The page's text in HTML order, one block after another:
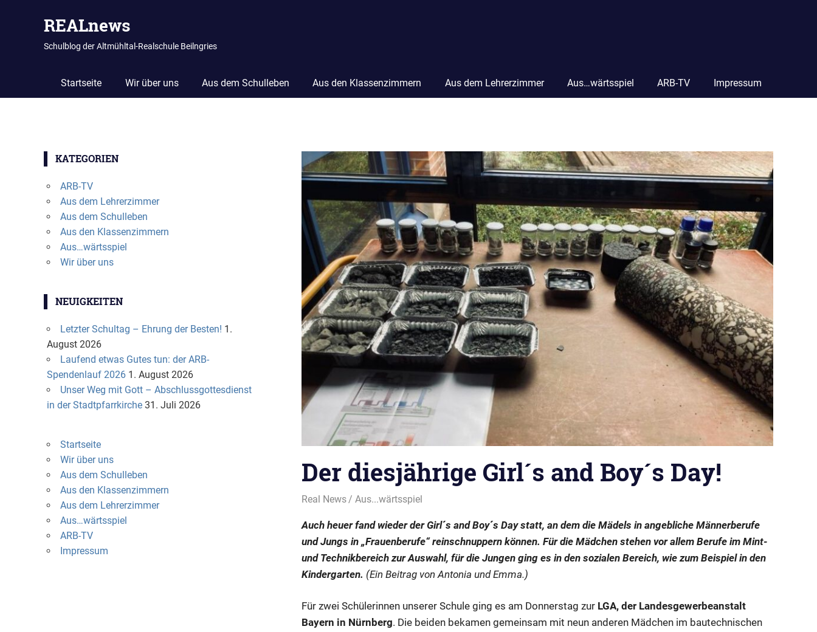
REALnews
Schulblog der Altmühltal-Realschule Beilngries
Startseite Wir über uns Aus dem Schulleben Aus den Klassenzimmern Aus dem Lehrerzimmer Aus…wärtsspiel ARB-TV Impressum
Der diesjährige Girl´s and Boy´s Day!
4. Juli 2023
Real News Aus...wärtsspiel
Auch heuer fand wieder der Girl´s and Boy´s Day statt, an dem die Mädels in angebliche Männerberufe
und Jungs in „Frauenberufe“ reinschnuppern können. Für die Mädchen stehen vor allem Berufe im Mint-
und Technikbereich zur Auswahl, für die Jungen ging es in den sozialen Bereich, wie zum Beispiel in den
Kindergarten. (Ein Beitrag von Antonia und Emma.)
Für zwei Schülerinnen unserer Schule ging es am Donnerstag zur LGA, der Landesgewerbeanstalt
Bayern in Nürnberg. Die beiden bekamen gemeinsam mit neun anderen Mädchen im bautechnischen
KATEGORIEN
ARB-TV
Aus dem Lehrerzimmer
Aus dem Schulleben
Aus den Klassenzimmern
Aus…wärtsspiel
Wir über uns
NEUIGKEITEN
Letzter Schultag – Ehrung der Besten! 1.
August 2026
Laufend etwas Gutes tun: der ARB-
Spendenlauf 2026 1. August 2026
Unser Weg mit Gott – Abschlussgottesdienst
in der Stadtpfarrkirche 31. Juli 2026
Startseite
Wir über uns
Aus dem Schulleben
Aus den Klassenzimmern
Aus dem Lehrerzimmer
Aus…wärtsspiel
ARB-TV
Impressum